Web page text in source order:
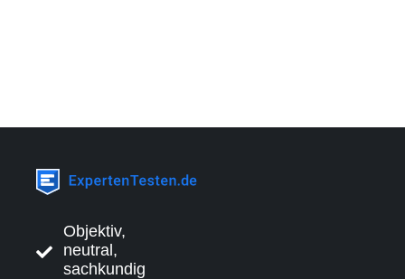
Objektiv,
neutral,
sachkundig